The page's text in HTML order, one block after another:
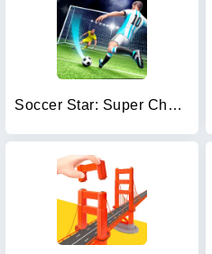
Soccer Star: Super Champs